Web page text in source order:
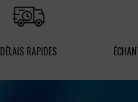
DÉLAIS RAPIDES